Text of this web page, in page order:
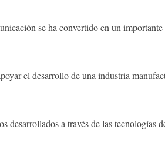
se ha convertido en un
el desarrollo de una industria
desarrollados a través de las tecnologías